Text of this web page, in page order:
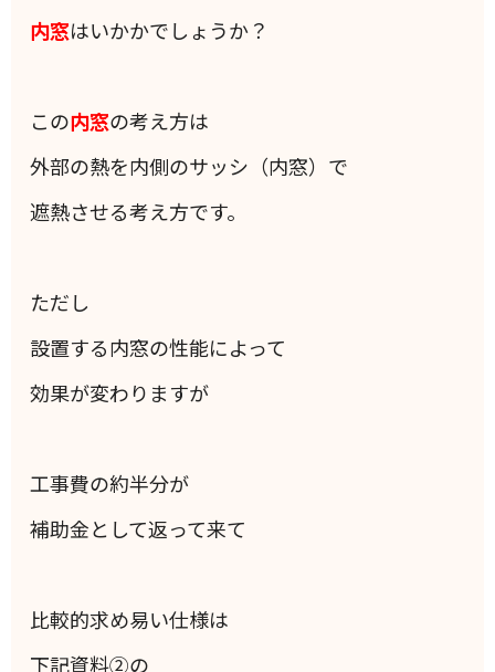
内窓はいかかでしょうか？
この内窓の考え方は
外部の熱を内側のサッシ（内窓）で
遮熱させる考え方です。
ただし
設置する内窓の性能によって
効果が変わりますが
工事費の約半分が
補助金として返って来て
比較的求め易い仕様は
下記資料②の